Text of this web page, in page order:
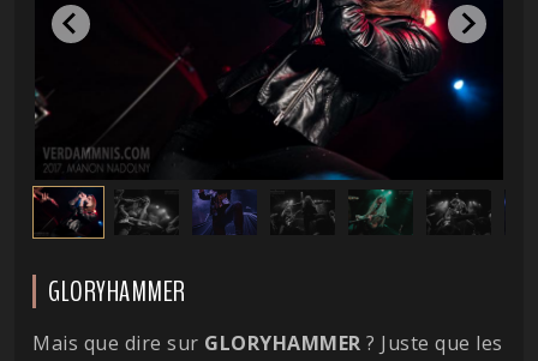
GLORYHAMMER
Mais que dire sur GLORYHAMMER ? Juste que les